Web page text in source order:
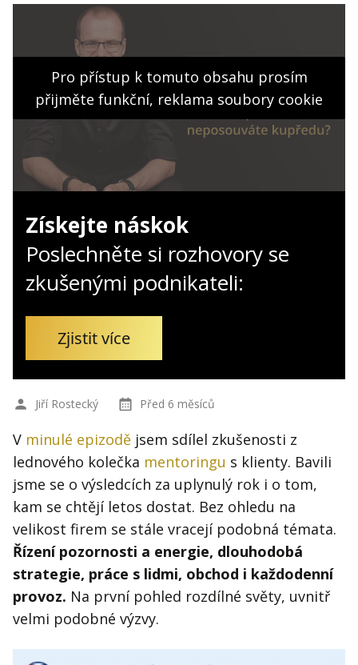
Kontakt
Obchodní podmínky
Hledat
Pro přístup k tomuto obsahu prosím
přijměte funkční, reklama soubory cookie
Získejte náskok
Poslechněte si rozhovory se
zkušenými podnikateli:
Zjistit více
Jiří Rostecký Před 6 měsíců
V minulé epizodě jsem sdílel zkušenosti z
lednového kolečka mentoringu s klienty. Bavili
jsme se o výsledcích za uplynulý rok i o tom,
kam se chtějí letos dostat. Bez ohledu na
velikost firem se stále vracejí podobná témata.
Řízení pozornosti a energie, dlouhodobá
strategie, práce s lidmi, obchod i každodenní
provoz. Na první pohled rozdílné světy, uvnitř
velmi podobné výzvy.